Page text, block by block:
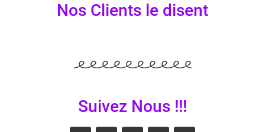
Nos Clients le disent
Suivez Nous !!!